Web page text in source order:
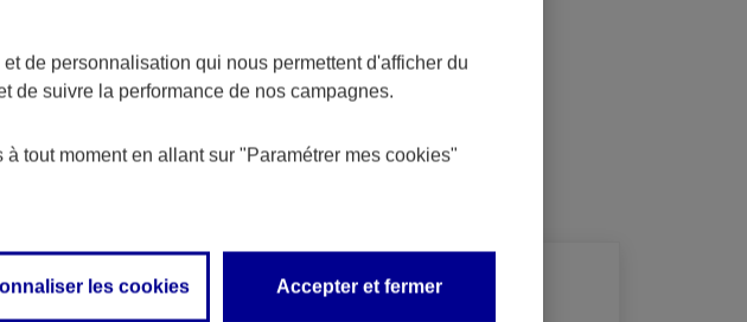
du crédit
et de personnalisation qui nous permettent d'afficher du
de suivre la performance de nos campagnes.
tout moment en allant sur "Paramétrer mes cookies"
les cookies Accepter et fermer